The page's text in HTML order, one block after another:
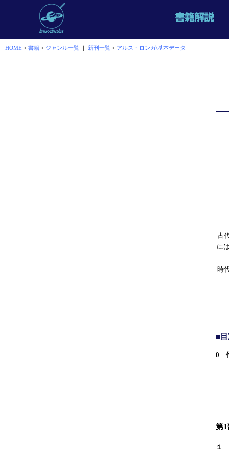
HOME > 書籍 > ジャンル一覧 ｜ 新刊一覧 > アルス・ロンガ/基本データ
古
に
時
■
0
美
パ
美
第
１